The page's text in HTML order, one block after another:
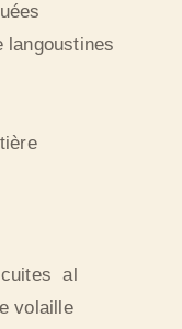
langoustines
al
volaille